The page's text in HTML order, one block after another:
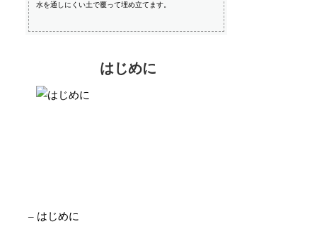
水を通しにくい土で覆って埋め立てます。
はじめに
– はじめに